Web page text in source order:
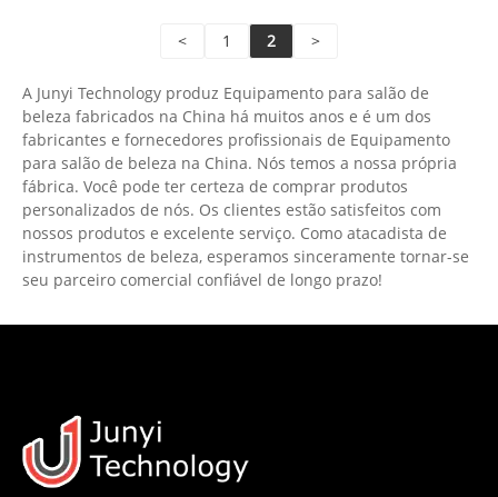
< 1 2 >
A Junyi Technology produz Equipamento para salão de
beleza fabricados na China há muitos anos e é um dos
fabricantes e fornecedores profissionais de Equipamento
para salão de beleza na China. Nós temos a nossa própria
fábrica. Você pode ter certeza de comprar produtos
personalizados de nós. Os clientes estão satisfeitos com
nossos produtos e excelente serviço. Como atacadista de
instrumentos de beleza, esperamos sinceramente tornar-se
seu parceiro comercial confiável de longo prazo!